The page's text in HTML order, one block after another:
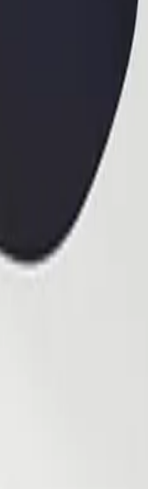
იპოვე საუკეთესო